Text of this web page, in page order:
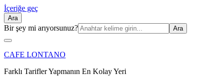
İçeriğe geç
Ara
Ara:
Bir şey mi arıyorsunuz?
CAFE LONTANO
Farklı Tarifler Yapmanın En Kolay Yeri